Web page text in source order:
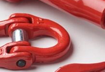
İNDİR
Özellikler:
Üretici / Sertifikasyon:
Hubert
Markalama:H97 / GHK / HW /
Malzeme:Grade80